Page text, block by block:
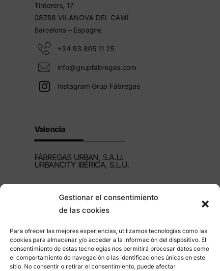
Gestionar el consentimiento
de las cookies
Para ofrecer las mejores experiencias, utilizamos tecnologías como las
cookies para almacenar y/o acceder a la información del dispositivo. El
consentimiento de estas tecnologías nos permitirá procesar datos como
el comportamiento de navegación o las identificaciones únicas en este
sitio. No consentir o retirar el consentimiento, puede afectar
Tintorers, 17
08788 VILANOVA DEL CAMÍ
Barcelona – Espagne
+34 93 805 11 25
info@grupfabregas.com
Instagram Grup Fábregas
Valencia
FÁBREGAS URBAN, S.A.U.
URBANCITY IBÉRICA, S.L.U.
46960 ALDAIA
Valencia – Espagne
+34 96 151 53 44
info@grupfabregas.com